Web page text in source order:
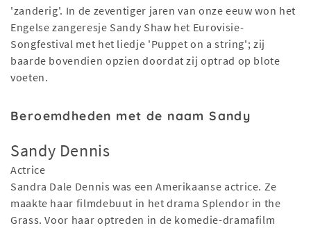
'zanderig'. In de zeventiger jaren van onze eeuw won het
Engelse zangeresje Sandy Shaw het Eurovisie-
Songfestival met het liedje 'Puppet on a string'; zij
baarde bovendien opzien doordat zij optrad op blote
voeten.
Beroemdheden met de naam Sandy
Sandy Dennis
Actrice
Sandra Dale Dennis was een Amerikaanse actrice. Ze
maakte haar filmdebuut in het drama Splendor in the
Grass. Voor haar optreden in de komedie-dramafilm